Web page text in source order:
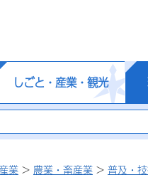
しごと・産業・観光
業 > 農業・畜産業 > 普及・